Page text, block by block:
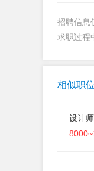
招聘信息
求职过程
相似职位
设计师